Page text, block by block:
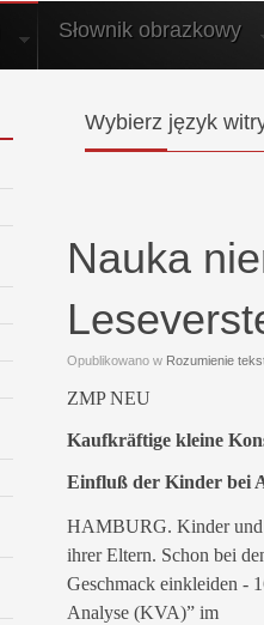
Słownik obrazkowy
Wybierz język
Nauka
Opublikowano w Rozumienie
ZMP NEU
Kaufkräftige kleine
Einfluß der Kinder bei
HAMBURG. Kinder und
ihrer Eltern. Schon bei
Geschmack einkleiden -
Analyse (KVA)” im